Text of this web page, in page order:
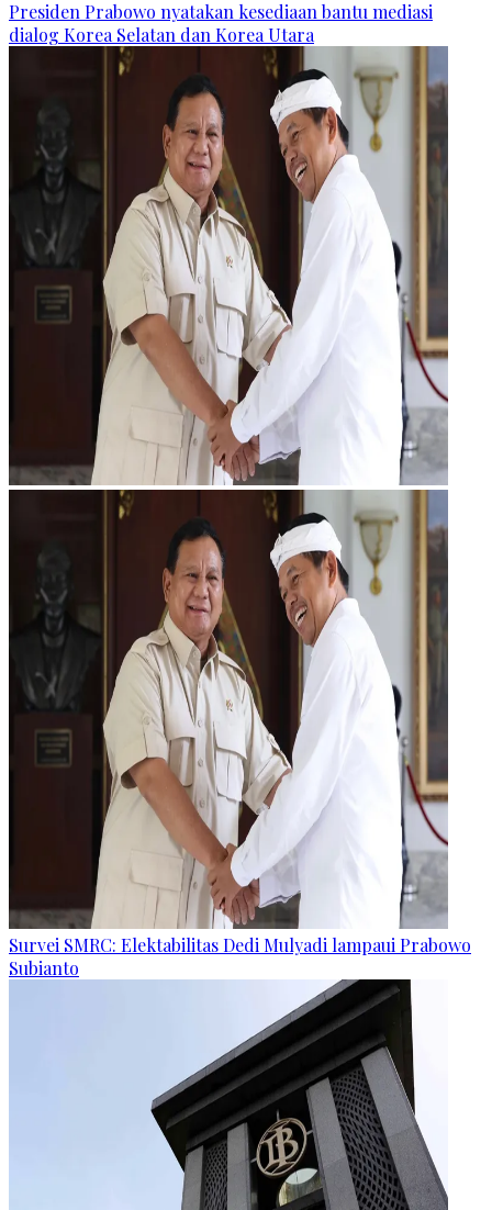
Presiden Prabowo nyatakan kesediaan bantu mediasi
dialog Korea Selatan dan Korea Utara
Survei SMRC: Elektabilitas Dedi Mulyadi lampaui Prabowo
Subianto